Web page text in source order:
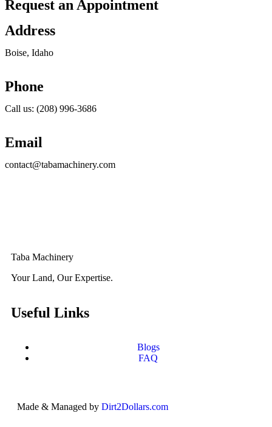
Request an Appointment
Address
Boise, Idaho
Phone
Call us: (208) 996-3686
Email
contact@tabamachinery.com
Taba Machinery
Your Land, Our Expertise.
Useful Links
Blogs
FAQ
Made & Managed by Dirt2Dollars.com